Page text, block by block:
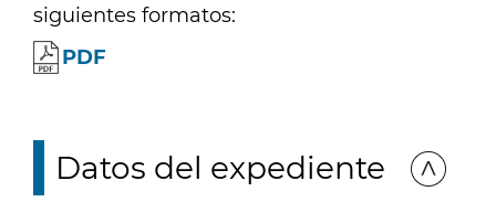
siguientes formatos:
PDF
Datos del expediente